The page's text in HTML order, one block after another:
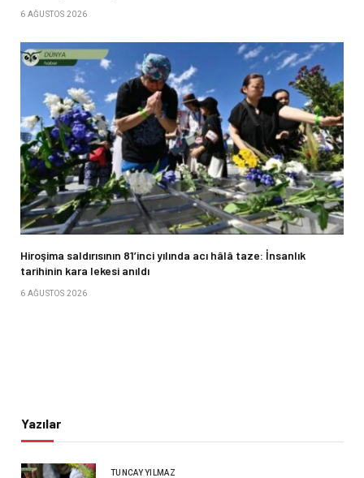
6 AĞUSTOS 2026
Hiroşima saldırısının 81’inci yılında acı hâlâ taze: İnsanlık
tarihinin kara lekesi anıldı
6 AĞUSTOS 2026
Yazılar
TUNCAY YILMAZ